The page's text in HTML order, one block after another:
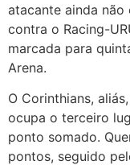
atacante ainda
contra o Racing-
marcada para
Arena.
O Corinthians,
ocupa o terceiro
ponto somado.
pontos, seguido